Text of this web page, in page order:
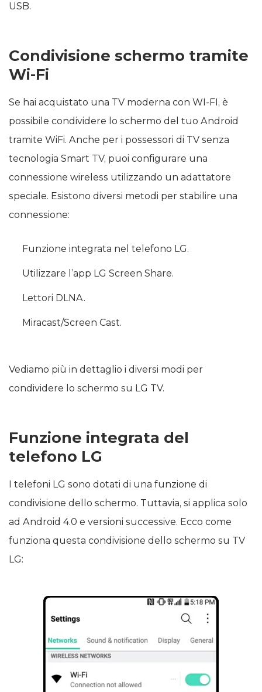
USB.
Condivisione schermo tramite
Wi-Fi
Se hai acquistato una TV moderna con WI-FI, è
possibile condividere lo schermo del tuo Android
tramite WiFi. Anche per i possessori di TV senza
tecnologia Smart TV, puoi configurare una
connessione wireless utilizzando un adattatore
speciale. Esistono diversi metodi per stabilire una
connessione:
Funzione integrata nel telefono LG.
Utilizzare l’app LG Screen Share.
Lettori DLNA.
Miracast/Screen Cast.
Vediamo più in dettaglio i diversi modi per
condividere lo schermo su LG TV.
Funzione integrata del
telefono LG
I telefoni LG sono dotati di una funzione di
condivisione dello schermo. Tuttavia, si applica solo
ad Android 4.0 e versioni successive. Ecco come
funziona questa condivisione dello schermo su TV
LG: